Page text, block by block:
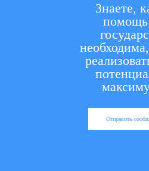
Знаете,
помощь
Отправить